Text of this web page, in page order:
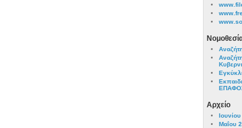
Αρχείο
Μαΐου